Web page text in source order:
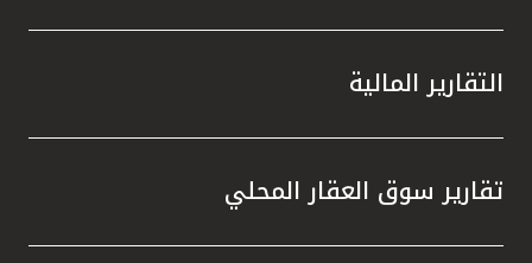
التقارير المالية
تقارير سوق العقار المحلي